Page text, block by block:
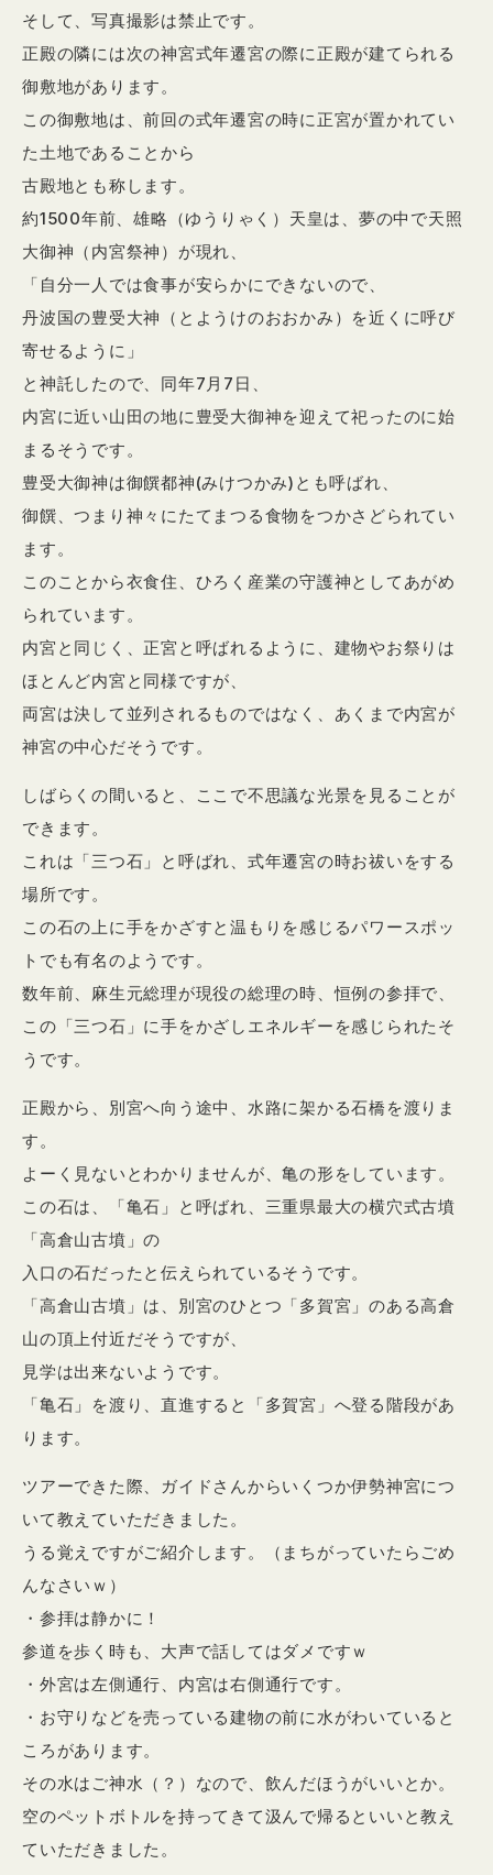
そして、写真撮影は禁止です。
正殿の隣には次の神宮式年遷宮の際に正殿が建てられる
御敷地があります。
この御敷地は、前回の式年遷宮の時に正宮が置かれてい
た土地であることから
古殿地とも称します。
約1500年前、雄略（ゆうりゃく）天皇は、夢の中で天照
大御神（内宮祭神）が現れ、
「自分一人では食事が安らかにできないので、
丹波国の豊受大神（とようけのおおかみ）を近くに呼び
寄せるように」
と神託したので、同年7月7日、
内宮に近い山田の地に豊受大御神を迎えて祀ったのに始
まるそうです。
豊受大御神は御饌都神(みけつかみ)とも呼ばれ、
御饌、つまり神々にたてまつる食物をつかさどられてい
ます。
このことから衣食住、ひろく産業の守護神としてあがめ
られています。
内宮と同じく、正宮と呼ばれるように、建物やお祭りは
ほとんど内宮と同様ですが、
両宮は決して並列されるものではなく、あくまで内宮が
神宮の中心だそうです。
しばらくの間いると、ここで不思議な光景を見ることが
できます。
これは「三つ石」と呼ばれ、式年遷宮の時お祓いをする
場所です。
この石の上に手をかざすと温もりを感じるパワースポッ
トでも有名のようです。
数年前、麻生元総理が現役の総理の時、恒例の参拝で、
この「三つ石」に手をかざしエネルギーを感じられたそ
うです。
正殿から、別宮へ向う途中、水路に架かる石橋を渡りま
す。
よーく見ないとわかりませんが、亀の形をしています。
この石は、「亀石」と呼ばれ、三重県最大の横穴式古墳
「高倉山古墳」の
入口の石だったと伝えられているそうです。
「高倉山古墳」は、別宮のひとつ「多賀宮」のある高倉
山の頂上付近だそうですが、
見学は出来ないようです。
「亀石」を渡り、直進すると「多賀宮」へ登る階段があ
ります。
ツアーできた際、ガイドさんからいくつか伊勢神宮につ
いて教えていただきました。
うる覚えですがご紹介します。（まちがっていたらごめ
んなさいｗ）
・参拝は静かに！
参道を歩く時も、大声で話してはダメですｗ
・外宮は左側通行、内宮は右側通行です。
・お守りなどを売っている建物の前に水がわいていると
ころがあります。
その水はご神水（？）なので、飲んだほうがいいとか。
空のペットボトルを持ってきて汲んで帰るといいと教え
ていただきました。